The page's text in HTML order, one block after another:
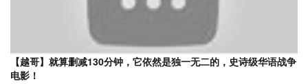
【越哥】就算删减130分钟，它依然是独一无二的，史诗级华语战争
电影！